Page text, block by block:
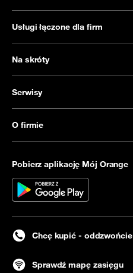
Usługi łączone dla firm
Na skróty
Serwisy
O firmie
Pobierz aplikację Mój Orange
Chcę kupić - oddzwońcie
Sprawdź mapę zasięgu